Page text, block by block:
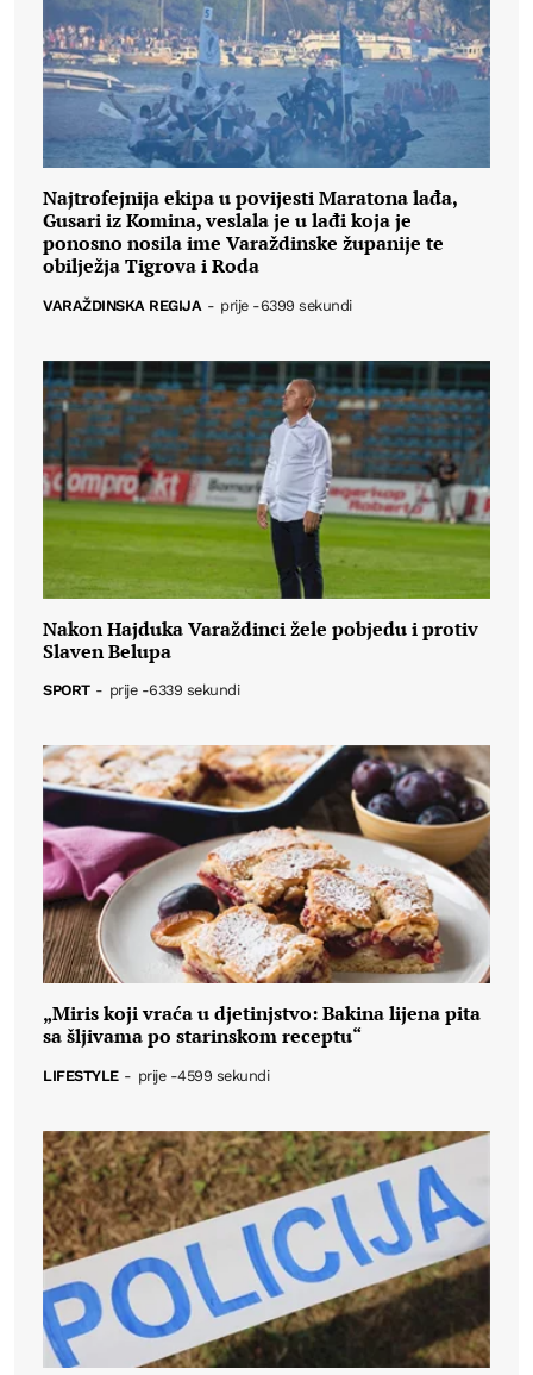
Najtrofejnija ekipa u povijesti Maratona lađa,
Gusari iz Komina, veslala je u lađi koja je
ponosno nosila ime Varaždinske županije te
obilježja Tigrova i Roda
VARAŽDINSKA REGIJA - prije -6399 sekundi
Nakon Hajduka Varaždinci žele pobjedu i protiv
Slaven Belupa
SPORT - prije -6339 sekundi
„Miris koji vraća u djetinjstvo: Bakina lijena pita
sa šljivama po starinskom receptu“
LIFESTYLE - prije -4599 sekundi